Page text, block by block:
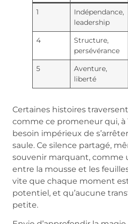
1
Indépendance,
leadership
4
Structure,
persévérance
5
Aventure,
liberté
Certaines histoires
comme ce promeneur qui, à
besoin impérieux de
saule. Ce silence partagé,
souvenir marquant, comme
entre la mousse et les
vite que chaque moment
potentiel, et qu’aucune
petite.